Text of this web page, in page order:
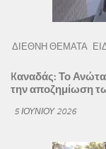
ΔΙΕΘΝΗ ΘΕΜΑΤΑ
Kαναδάς: Το
την αποζημίωση
5 ΙΟΥΝΊΟΥ 2026